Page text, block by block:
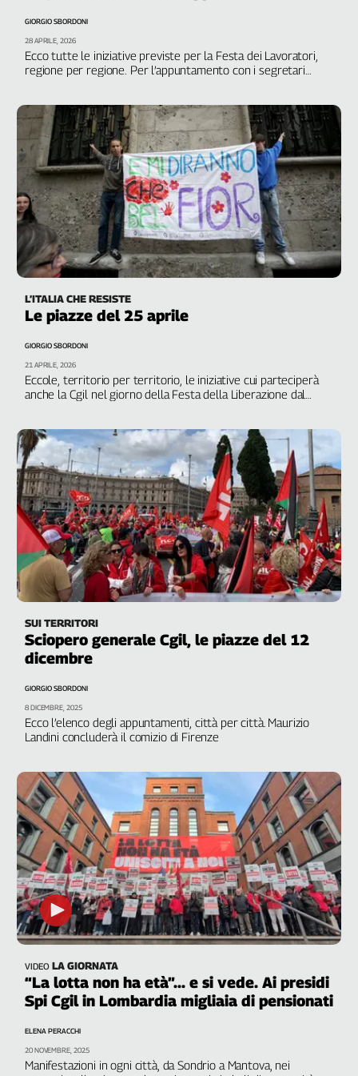
Fillea
Filt
Fisac
Flai
Flc
Fp
Nidil
Slc
Spi
Inca
Caaf
Speciali
G8
Genova,
ragione
120
anni
Cgil
Collettiva
Academy
Collettiva
Play
Rubriche
Collettiva
Talk
La
settimana
Girasoli
Linea
Economica
Tech
It
Easy
Inserti
Idea
Diffusa
Le
trasmissioni
tv
Progress
Ecco tutte le iniziative previste per la Festa dei Lavoratori,
regione per regione. Per l’appuntamento con i segretari
Mercato a Marghera, provincia di Venezia
GIORGIO SBORDONI
28 APRILE, 2026
L’ITALIA CHE RESISTE
Le piazze del 25 aprile
Eccole, territorio per territorio, le iniziative cui parteciperà
anche la Cgil nel giorno della Festa della Liberazione dal
GIORGIO SBORDONI
21 APRILE, 2026
SUI TERRITORI
Sciopero generale Cgil, le piazze del 12
dicembre
Ecco l’elenco degli appuntamenti, città per città. Maurizio
Landini concluderà il comizio di Firenze
GIORGIO SBORDONI
8 DICEMBRE, 2025
VIDEO LA GIORNATA
“La lotta non ha età”... e si vede. Ai presidi
Spi Cgil in Lombardia migliaia di pensionati
Manifestazioni in ogni città, da Sondrio a Mantova, nei
ELENA PERACCHI
20 NOVEMBRE, 2025